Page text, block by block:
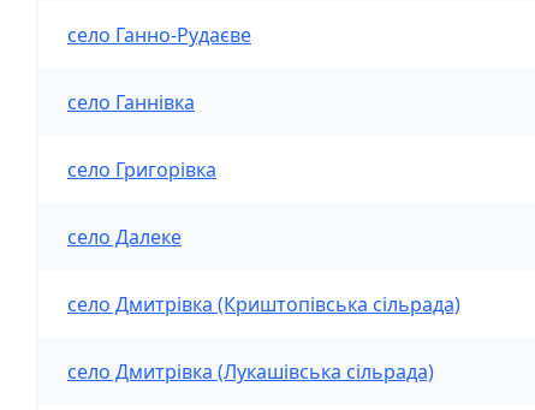
село Ганно-Рудаєве
село Ганнівка
село Григорівка
село Далеке
село Дмитрівка (Криштопівська сільрада)
село Дмитрівка (Лукашівська сільрада)